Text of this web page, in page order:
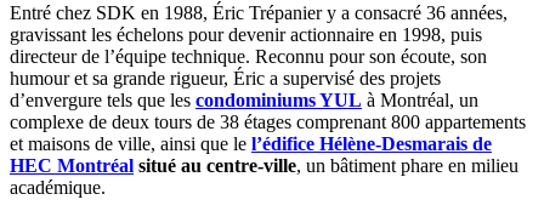
Entré chez SDK en 1988, Éric Trépanier y a consacré 36 années,
gravissant les échelons pour devenir actionnaire en 1998, puis
directeur de l’équipe technique. Reconnu pour son écoute, son
humour et sa grande rigueur, Éric a supervisé des projets
d’envergure tels que les condominiums YUL à Montréal, un
complexe de deux tours de 38 étages comprenant 800 appartements
et maisons de ville, ainsi que le l’édifice Hélène-Desmarais de
HEC Montréal situé au centre-ville, un bâtiment phare en milieu
académique.